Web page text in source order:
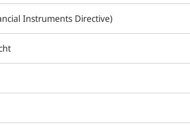
Instruments Directive)